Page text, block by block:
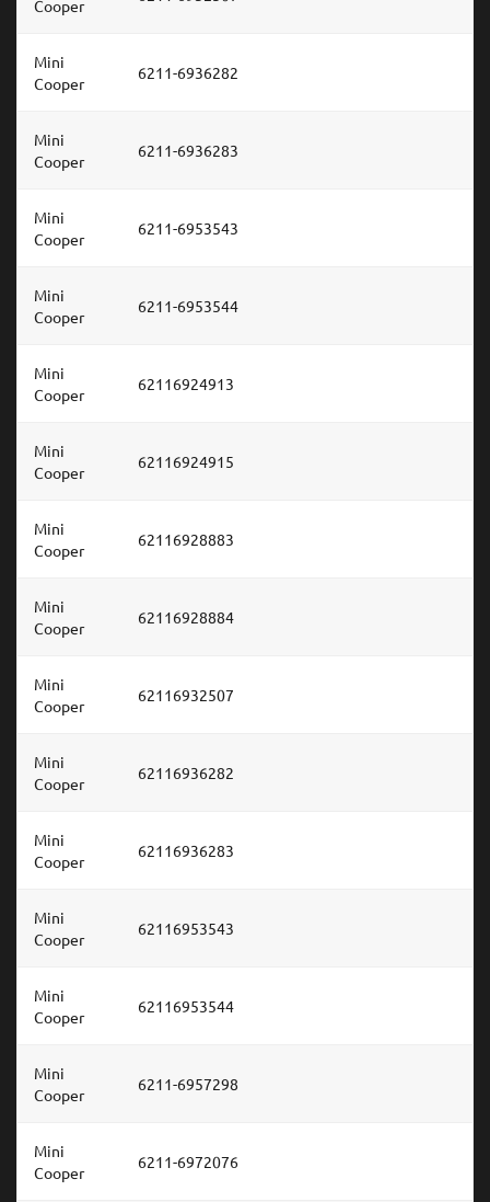
Cooper
Mini
Cooper
6211-6936282
Mini
Cooper
6211-6936283
Mini
Cooper
6211-6953543
Mini
Cooper
6211-6953544
Mini
Cooper
62116924913
Mini
Cooper
62116924915
Mini
Cooper
62116928883
Mini
Cooper
62116928884
Mini
Cooper
62116932507
Mini
Cooper
62116936282
Mini
Cooper
62116936283
Mini
Cooper
62116953543
Mini
Cooper
62116953544
Mini
Cooper
6211-6957298
Mini
Cooper
6211-6972076